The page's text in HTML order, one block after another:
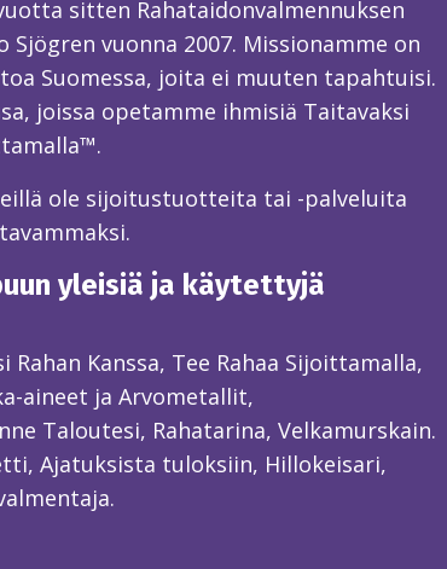
sitten Rahataidonvalmennuksen
vuonna 2007. Missionamme on
Suomessa, joita ei muuten tapahtuisi.
joissa opetamme ihmisiä Taitavaksi
ole sijoitustuotteita tai -palveluita
yleisiä ja käytettyjä
Kanssa, Tee Rahaa Sijoittamalla,
aineet ja Arvometallit,
Taloutesi, Rahatarina, Velkamurskain.
Ajatuksista tuloksiin, Hillokeisari,